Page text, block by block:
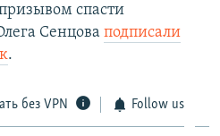
спасти
Сенцова подписали
.
без VPN Follow us